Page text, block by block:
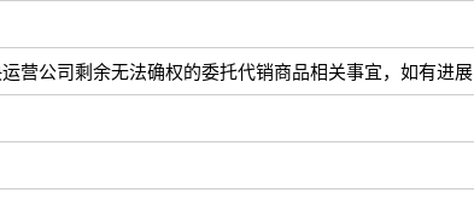
营公司剩余无法确权的委托代销商品相关事宜，如有进展